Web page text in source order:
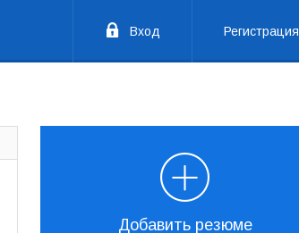
Вход Регистрация
Добавить резюме